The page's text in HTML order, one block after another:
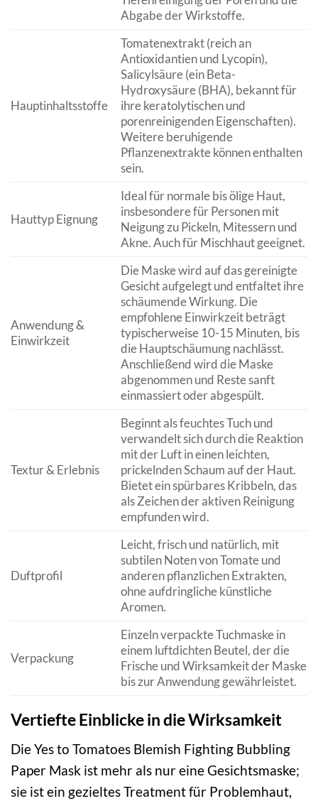
Abgabe der Wirkstoffe.
Hauptinhaltsstoffe
Tomatenextrakt (reich an
Antioxidantien und Lycopin),
Salicylsäure (ein Beta-
Hydroxysäure (BHA), bekannt für
ihre keratolytischen und
porenreinigenden Eigenschaften).
Weitere beruhigende
Pflanzenextrakte können enthalten
sein.
Hauttyp Eignung
Ideal für normale bis ölige Haut,
insbesondere für Personen mit
Neigung zu Pickeln, Mitessern und
Akne. Auch für Mischhaut geeignet.
Anwendung &
Einwirkzeit
Die Maske wird auf das gereinigte
Gesicht aufgelegt und entfaltet ihre
schäumende Wirkung. Die
empfohlene Einwirkzeit beträgt
typischerweise 10-15 Minuten, bis
die Hauptschäumung nachlässt.
Anschließend wird die Maske
abgenommen und Reste sanft
einmassiert oder abgespült.
Textur & Erlebnis
Beginnt als feuchtes Tuch und
verwandelt sich durch die Reaktion
mit der Luft in einen leichten,
prickelnden Schaum auf der Haut.
Bietet ein spürbares Kribbeln, das
als Zeichen der aktiven Reinigung
empfunden wird.
Duftprofil
Leicht, frisch und natürlich, mit
subtilen Noten von Tomate und
anderen pflanzlichen Extrakten,
ohne aufdringliche künstliche
Aromen.
Verpackung
Einzeln verpackte Tuchmaske in
einem luftdichten Beutel, der die
Frische und Wirksamkeit der Maske
bis zur Anwendung gewährleistet.
Vertiefte Einblicke in die Wirksamkeit
Die Yes to Tomatoes Blemish Fighting Bubbling
Paper Mask ist mehr als nur eine Gesichtsmaske;
sie ist ein gezieltes Treatment für Problemhaut,